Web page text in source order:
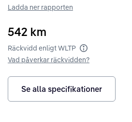
Ladda ner rapporten
542 km
Räckvidd enligt WLTP Räckvidd enligt
Vad påverkar räckvidden?
Se alla specifikationer